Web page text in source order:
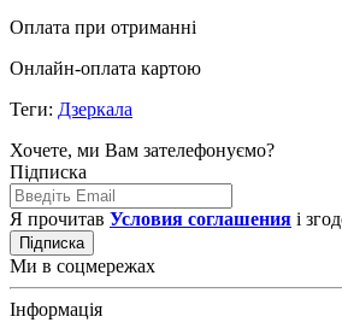
Оплата при отриманні
Онлайн-оплата картою
Теги: Дзеркала
Хочете, ми Вам зателефонуємо?
Підписка
Я прочитав Условия соглашения і
Підписка
Ми в соцмережах
Інформація